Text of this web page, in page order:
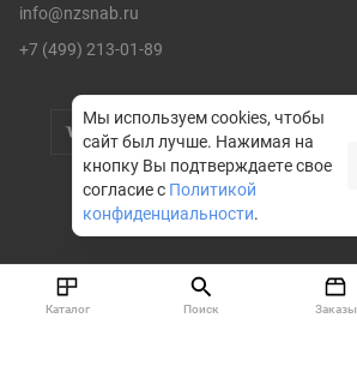
info@nzsnab.ru
+7 (499) 213-01-89
Мы используем cookies, чтобы
сайт был лучше. Нажимая на
кнопку Вы подтверждаете свое
согласие с Политикой
конфиденциальности.
© НЗСНАБ 2004-2026
Каталог Поиск Заказы